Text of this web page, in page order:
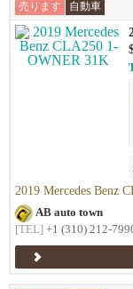
売ります 自動車
2019 Mercedes Benz
AB auto town
[TEL] +1 (310) 212-